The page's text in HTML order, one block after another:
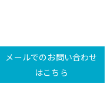
メールでのお問い合わせ
はこちら